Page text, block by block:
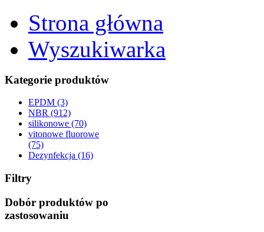
Strona główna
Wyszukiwarka
Kategorie produktów
EPDM (3)
NBR (912)
silikonowe (70)
vitonowe fluorowe
(75)
Dezynfekcja (16)
Filtry
Dobór produktów po
zastosowaniu